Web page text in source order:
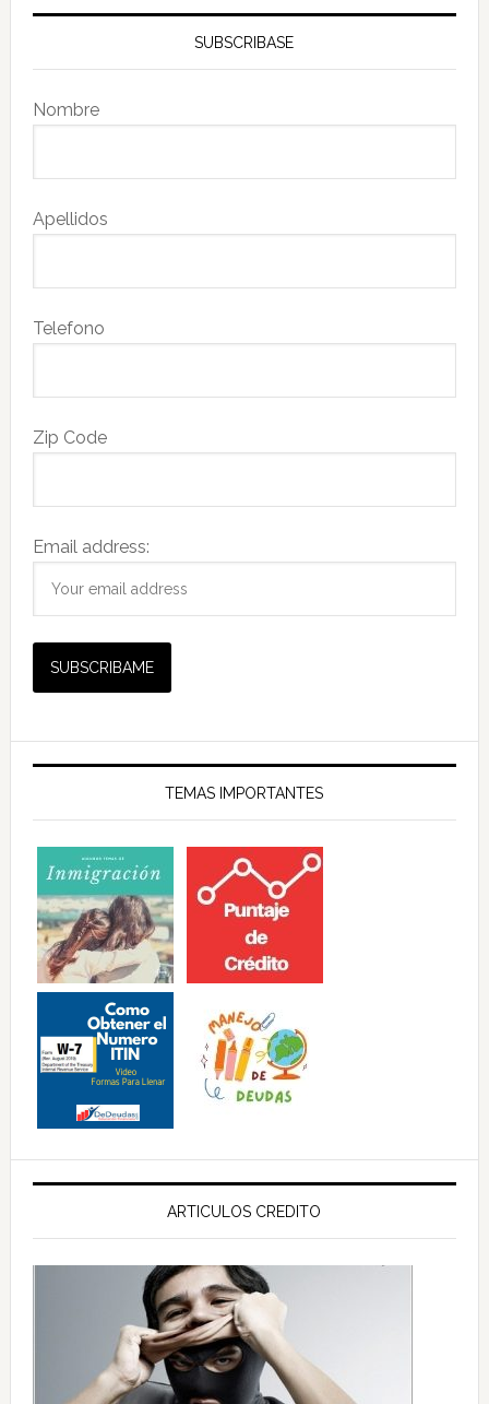
SUBSCRIBASE
Nombre
Apellidos
Telefono
Zip Code
Email address:
TEMAS IMPORTANTES
ARTICULOS CREDITO